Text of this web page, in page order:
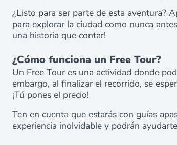
¿Listo para ser parte de esta aventura?
para explorar la ciudad como nunca
una historia que contar!
¿Cómo funciona un Free Tour?
Un Free Tour es una actividad donde
embargo, al finalizar el recorrido, se
¡Tú pones el precio!
Ten en cuenta que estarás con guías
experiencia inolvidable y podrán